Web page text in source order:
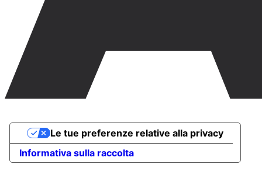
Informativa sulla raccolta
Le tue preferenze relative alla privacy